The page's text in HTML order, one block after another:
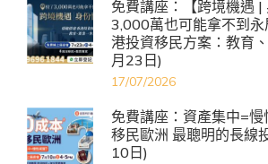
免費講座：【跨境機遇 |
3,000萬也可能拿不到
港投資移民方案：教育
月23日)
17/07/2026
免費講座：資產集中=
移民歐洲 最聰明的長線
10日)